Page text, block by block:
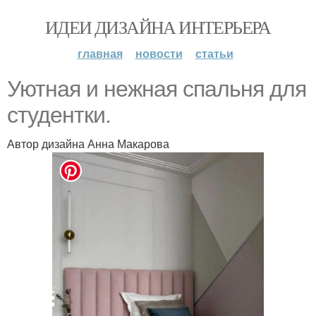
ИДЕИ ДИЗАЙНА ИНТЕРЬЕРА
главная новости статьи
Уютная и нежная спальня для
студентки.
Автор дизайна Анна Макарова